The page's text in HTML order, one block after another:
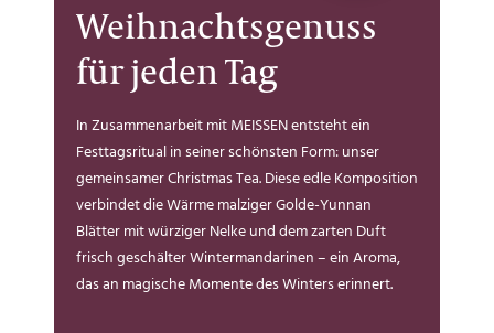
Weihnachtsgenuss
für jeden Tag
In Zusammenarbeit mit MEISSEN entsteht ein
Festtagsritual in seiner schönsten Form: unser
gemeinsamer Christmas Tea. Diese edle Komposition
verbindet die Wärme malziger Golde-Yunnan
Blätter mit würziger Nelke und dem zarten Duft
frisch geschälter Wintermandarinen – ein Aroma,
das an magische Momente des Winters erinnert.